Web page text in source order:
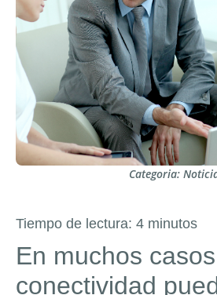
Categoria:
Tiempo de lectura: 4 minutos
En muchos
conectividad